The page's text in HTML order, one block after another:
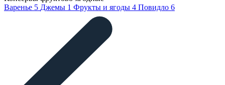
Варенье 5 Джемы 1 Фрукты и ягоды 4 Повидло 6